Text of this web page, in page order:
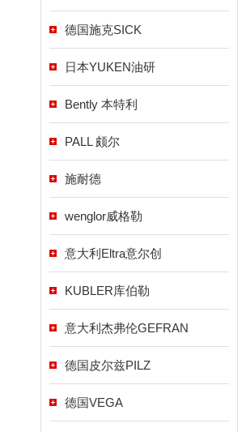
德国施克SICK
日本YUKEN油研
Bently 本特利
PALL 颇尔
施耐德
wenglor威格勒
意大利Eltra意尔创
KUBLER库伯勒
意大利杰弗伦GEFRAN
德国皮尔兹PILZ
德国VEGA